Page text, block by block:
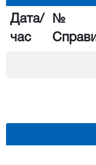
Дата/
час
№